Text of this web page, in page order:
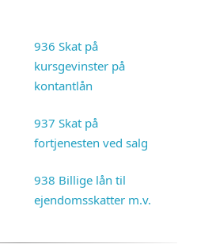
936 Skat på
kursgevinster på
kontantlån
937 Skat på
fortjenesten ved salg
938 Billige lån til
ejendomsskatter m.v.